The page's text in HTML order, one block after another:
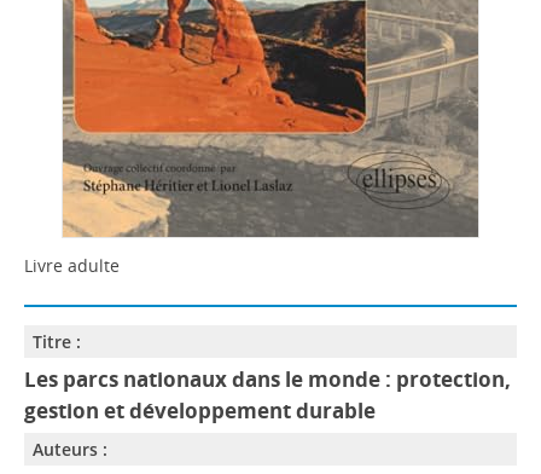
Livre adulte
Titre :
Les parcs nationaux dans le monde : protection,
gestion et développement durable
Auteurs :